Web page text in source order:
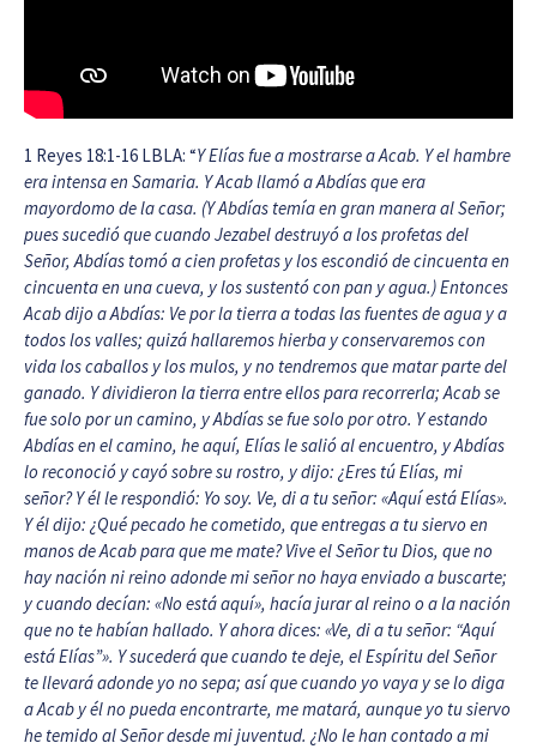
1 Reyes 18:1-16 LBLA: “Y Elías fue a mostrarse a Acab. Y el hambre
era intensa en Samaria. Y Acab llamó a Abdías que era
mayordomo de la casa. (Y Abdías temía en gran manera al Señor;
pues sucedió que cuando Jezabel destruyó a los profetas del
Señor, Abdías tomó a cien profetas y los escondió de cincuenta en
cincuenta en una cueva, y los sustentó con pan y agua.) Entonces
Acab dijo a Abdías: Ve por la tierra a todas las fuentes de agua y a
todos los valles; quizá hallaremos hierba y conservaremos con
vida los caballos y los mulos, y no tendremos que matar parte del
ganado. Y dividieron la tierra entre ellos para recorrerla; Acab se
fue solo por un camino, y Abdías se fue solo por otro. Y estando
Abdías en el camino, he aquí, Elías le salió al encuentro, y Abdías
lo reconoció y cayó sobre su rostro, y dijo: ¿Eres tú Elías, mi
señor? Y él le respondió: Yo soy. Ve, di a tu señor: «Aquí está Elías».
Y él dijo: ¿Qué pecado he cometido, que entregas a tu siervo en
manos de Acab para que me mate? Vive el Señor tu Dios, que no
hay nación ni reino adonde mi señor no haya enviado a buscarte;
y cuando decían: «No está aquí», hacía jurar al reino o a la nación
que no te habían hallado. Y ahora dices: «Ve, di a tu señor: “Aquí
está Elías”». Y sucederáque cuando te deje, el Espíritu del Señor
te llevaráadonde yo no sepa; asíque cuando yo vaya y se lo diga
a Acab yél no pueda encontrarte, me matará, aunque yo tu siervo
he temido al Señor desde mi juventud. ¿No le han contado a mi